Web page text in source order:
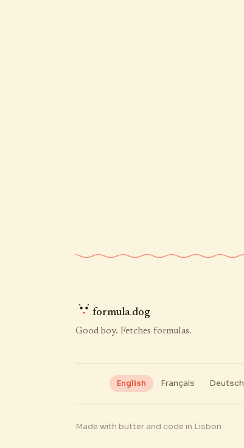
formula.dog
Good boy. Fetches formulas.
English Français Deutsch
Made with butter and code in Lisbon